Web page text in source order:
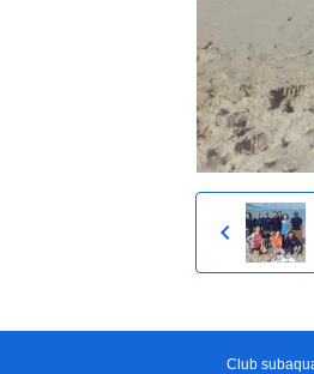
Club